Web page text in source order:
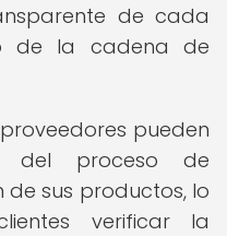
de cada
de la cadena de
pueden
del proceso de
sus productos, lo
verificar la